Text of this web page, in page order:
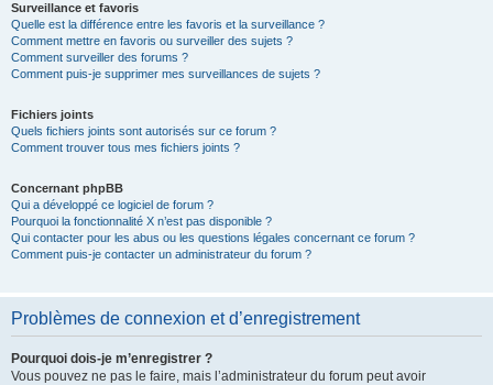
Surveillance et favoris
Quelle est la différence entre les favoris et la surveillance ?
Comment mettre en favoris ou surveiller des sujets ?
Comment surveiller des forums ?
Comment puis-je supprimer mes surveillances de sujets ?
Fichiers joints
Quels fichiers joints sont autorisés sur ce forum ?
Comment trouver tous mes fichiers joints ?
Concernant phpBB
Qui a développé ce logiciel de forum ?
Pourquoi la fonctionnalité X n’est pas disponible ?
Qui contacter pour les abus ou les questions légales concernant ce forum ?
Comment puis-je contacter un administrateur du forum ?
Problèmes de connexion et d’enregistrement
Pourquoi dois-je m’enregistrer ?
Vous pouvez ne pas le faire, mais l’administrateur du forum peut avoir